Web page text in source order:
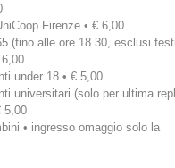
Firenze • € 6,00
(fino alle ore 18.30, esclusi
under 18 • € 5,00
universitari (solo per ultima
5,00
• ingresso omaggio solo la